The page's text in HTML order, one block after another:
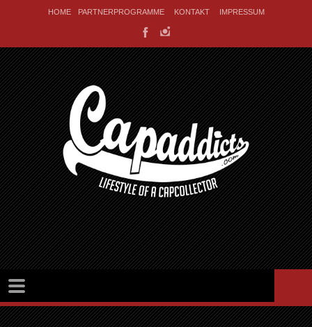
HOME PARTNERPROGRAMME KONTAKT IMPRESSUM